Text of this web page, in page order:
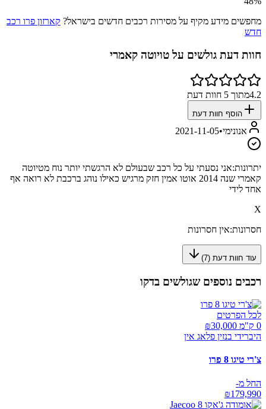
מחפשים מידע מקיף על מסירות רכבים חדשים בישראל? קארזון פרו רכב
חדש
חוות דעת גולשים על טויוטה קאמרי
4.2מתוך 5 חוות דעת
הוסף חוות דעת
אנונימי•
2021-11-05
יתרונות:אני נסעתי על כל רכב שבעולם לא הרגשתי יותר נוח מטיוטה
קאמרי שנה 2014 אוטו אמין חזק מרגיש כאילו נוהג ברכבת לא רואה אף
אחד לידי
X
חסרונות:אין חסרונות
עוד חוות דעת (7
)
רכבים נוספים שגולשים בדקו
לכל הפרטים
0 ק"מ ₪
30,000
היברידי בנזין פלאג אין
צ'רי טיגו 8 פרו
החל מ-
₪179,990